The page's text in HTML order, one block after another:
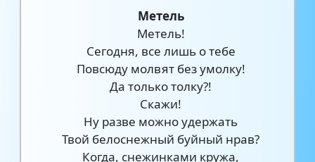
Метель
Метель!
Сегодня, все лишь о тебе
Повсюду молвят без умолку!
Да только толку?!
Скажи!
Ну разве можно удержать
Твой белоснежный буйный нрав?
Когда, снежинками кружа,